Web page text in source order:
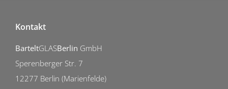
Kontakt
BarteltGLASBerlin GmbH
Sperenberger Str. 7
12277 Berlin (Marienfelde)